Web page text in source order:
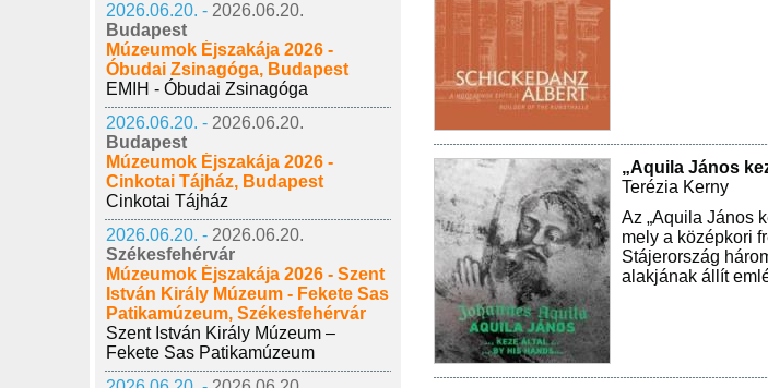
2026.06.20. - 2026.06.20.
Budapest
Múzeumok Éjszakája 2026 -
Óbudai Zsinagóga, Budapest
EMIH - Óbudai Zsinagóga
2026.06.20. - 2026.06.20.
Budapest
Múzeumok Éjszakája 2026 -
Cinkotai Tájház, Budapest
Cinkotai Tájház
2026.06.20. - 2026.06.20.
Székesfehérvár
Múzeumok Éjszakája 2026 - Szent
István Király Múzeum - Fekete Sas
Patikamúzeum, Székesfehérvár
Szent István Király Múzeum –
Fekete Sas Patikamúzeum
„Aquila János
Terézia Kerny
Az „Aquila János
mely a középkori
Stájerország
alakjának állít